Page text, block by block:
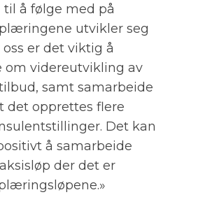
å følge med på
utvikler seg
oss er det viktig å
om videreutvikling av
samt samarbeide
det opprettes flere
Det kan
å samarbeide
der det er